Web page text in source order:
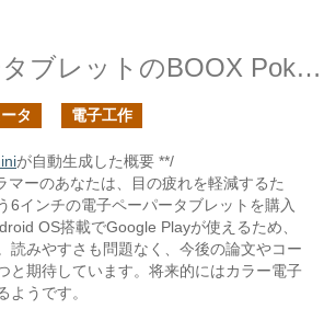
電子ペーパータブレットのBOOX Poke5を購入した
タ 電子工作
が自動生成した概要 **/
マーのあなたは、目の疲れを軽減するた
6インチの電子ペーパータブレットを購入
OS搭載でGoogle Playが使えるため、
読みやすさも問題なく、今後の論文やコー
と期待しています。将来的にはカラー電子
ようです。